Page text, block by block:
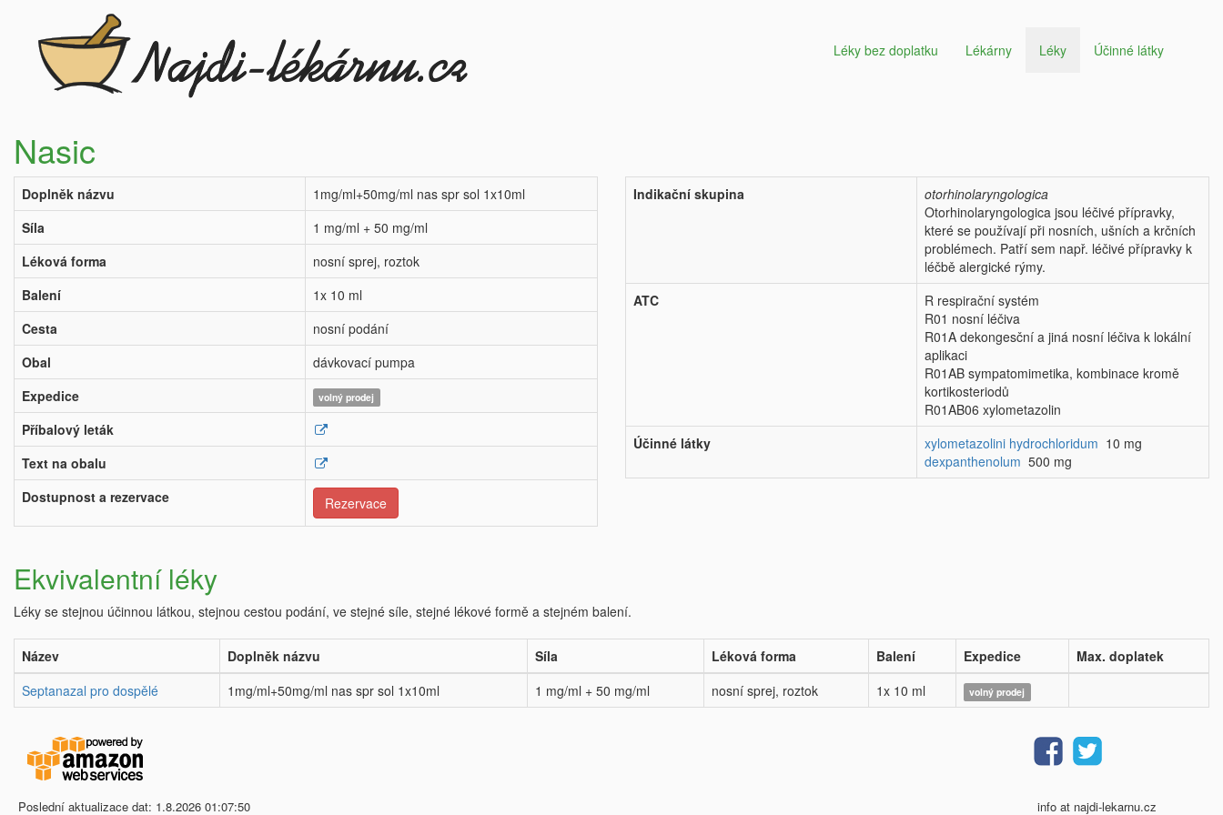
Léky bez doplatku Lékárny Léky Účinné látky
Nasic
Doplněk názvu
1mg/ml+50mg/ml nas spr sol 1x10ml
Síla
1 mg/ml + 50 mg/ml
Léková forma
nosní sprej, roztok
Balení
1x 10 ml
Cesta
nosní podání
Obal
dávkovací pumpa
Expedice
volný prodej
Příbalový leták
Text na obalu
Dostupnost a rezervace
Rezervace
Indikační skupina
otorhinolaryngologica
Otorhinolaryngologica jsou léčivé přípravky,
které se používají při nosních, ušních a krčních
problémech. Patří sem např. léčivé přípravky k
léčbě alergické rýmy.
ATC
R respirační systém
R01 nosní léčiva
R01A dekongesční a jiná nosní léčiva k lokální
aplikaci
R01AB sympatomimetika, kombinace kromě
kortikosteriodů
R01AB06 xylometazolin
Účinné látky
xylometazolini hydrochloridum 10 mg
dexpanthenolum 500 mg
Ekvivalentní léky
Léky se stejnou účinnou látkou, stejnou cestou podání, ve stejné síle, stejné lékové formě a stejném balení.
Název Doplněk názvu Síla Léková forma Balení Expedice
Max. doplatek
Septanazal pro dospělé
1mg/ml+50mg/ml nas spr sol 1x10ml 1 mg/ml + 50 mg/ml nosní sprej, roztok 1x 10 ml volný prodej
Poslední aktualizace dat: 1.8.2026 01:07:50 info at najdi-lekarnu.cz